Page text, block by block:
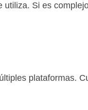
Si es
plataformas.